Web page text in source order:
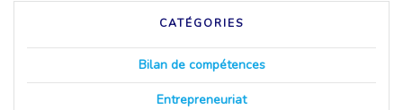
CATÉGORIES
Bilan de compétences
Entrepreneuriat